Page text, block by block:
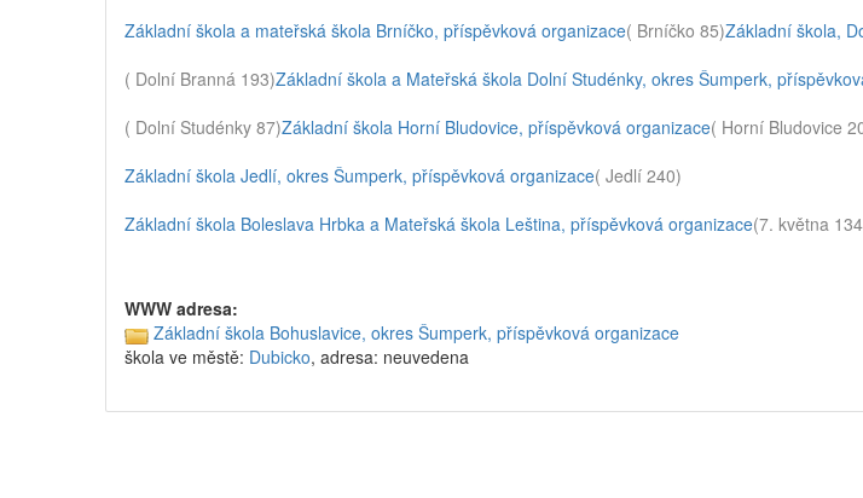
Základní škola a mateřská škola Brníčko, příspěvková organizace( Brníčko 85)Základní škola,
( Dolní Branná 193)Základní škola a Mateřská škola Dolní Studénky, okres Šumperk,
( Dolní Studénky 87)Základní škola Horní Bludovice, příspěvková organizace( Horní Bludovice
Základní škola Jedlí, okres Šumperk, příspěvková organizace( Jedlí 240)
Základní škola Boleslava Hrbka a Mateřská škola Leština, příspěvková organizace(7. května
WWW adresa:
Základní škola Bohuslavice, okres Šumperk, příspěvková organizace
škola ve městě: Dubicko, adresa: neuvedena